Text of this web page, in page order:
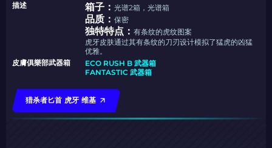
描述
箱子：光谱2箱，光谱箱
品质：保密
独特特点：有条纹的虎纹图案
虎牙皮肤通过其有条纹的刀刃设计模拟了猛虎的凶猛
优雅。
皮膚俱樂部武器箱
ECO RUSH B 武器箱
FANTASTIC 武器箱
猎杀者匕首 虎牙 维基